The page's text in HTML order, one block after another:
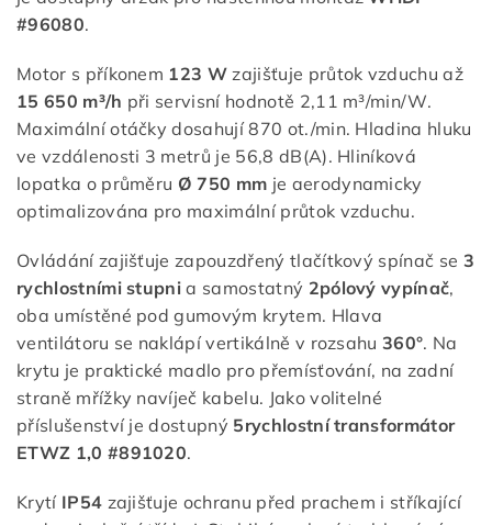
#96080.
Motor s příkonem 123 W zajišťuje průtok vzduchu až
15 650 m³/h při servisní hodnotě 2,11 m³/min/W.
Maximální otáčky dosahují 870 ot./min. Hladina hluku
ve vzdálenosti 3 metrů je 56,8 dB(A). Hliníková
lopatka o průměru Ø 750 mm je aerodynamicky
optimalizována pro maximální průtok vzduchu.
Ovládání zajišťuje zapouzdřený tlačítkový spínač se 3
rychlostními stupni a samostatný 2pólový vypínač,
oba umístěné pod gumovým krytem. Hlava
ventilátoru se naklápí vertikálně v rozsahu360°. Na
krytu je praktické madlo pro přemísťování, na zadní
straně mřížky navíječ kabelu. Jako volitelné
příslušenství je dostupný 5rychlostní transformátor
ETWZ 1,0 #891020.
Krytí IP54 zajišťuje ochranu před prachem i stříkající